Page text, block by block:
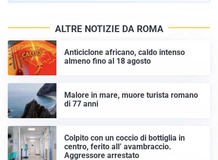
ALTRE NOTIZIE DA ROMA
Anticiclone africano, caldo intenso
almeno fino al 18 agosto
Malore in mare, muore turista romano
di 77 anni
Colpito con un coccio di bottiglia in
centro, ferito all’ avambraccio.
Aggressore arrestato